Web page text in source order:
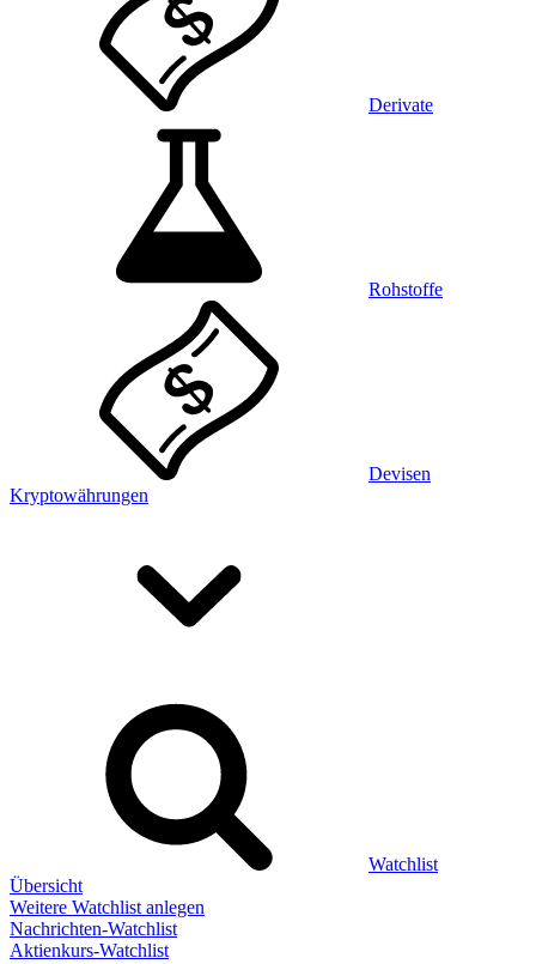
Derivate
Rohstoffe
Devisen
Kryptowährungen
Watchlist
Übersicht
Weitere Watchlist anlegen
Nachrichten-Watchlist
Aktienkurs-Watchlist